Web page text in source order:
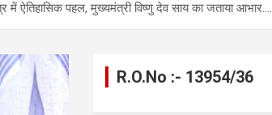
में ऐतिहासिक पहल, मुख्यमंत्री विष्णु देव साय का जताया आभार….
R.O.No :- 13954/36